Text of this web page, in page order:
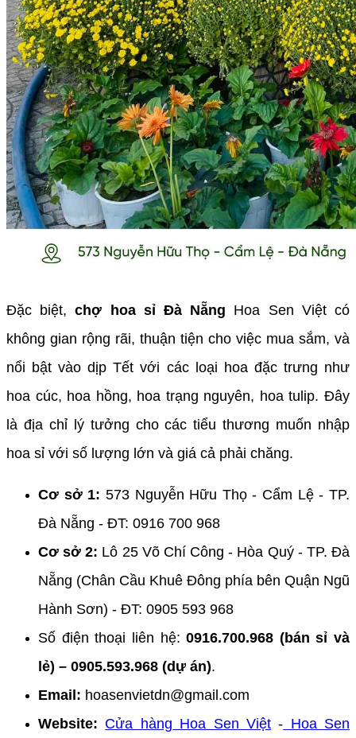
Đặc biệt,chợ hoa sỉ Đà Nẵng Hoa Sen Việt có
không gian rộng rãi, thuận tiện cho việc mua sắm, và
nổi bật vào dịp Tết với các loại hoa đặc trưng như
hoa cúc, hoa hồng, hoa trạng nguyên, hoa tulip. Đây
là địa chỉ lý tưởng cho các tiểu thương muốn nhập
hoa sỉ với số lượng lớn và giá cả phải chăng.
Cơ sở 1: 573 Nguyễn Hữu Thọ - Cẩm Lệ - TP.
Đà Nẵng - ĐT: 0916 700 968
Cơ sở 2: Lô 25 Võ Chí Công - Hòa Quý - TP. Đà
Nẵng (Chân Cầu Khuê Đông phía bên Quận Ngũ
Hành Sơn) - ĐT: 0905 593 968
Số điện thoại liên hệ:0916.700.968 (bán sỉ và
lẻ) – 0905.593.968 (dự án).
Email: hoasenvietdn@gmail.com
Website: Cửa hàng Hoa Sen Việt- Hoa Sen